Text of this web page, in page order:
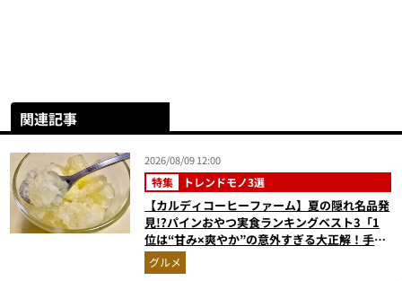
関連記事
2026/08/09 12:00
特集 トレンドモノ3選
【カルディコーヒーファーム】夏の隠れ名品発
見!?パインおやつ実食ランキングベスト3「1
位は“甘み×爽やか”の意外すぎる大正解！手が
止まらない『かりんとう』」
グルメ